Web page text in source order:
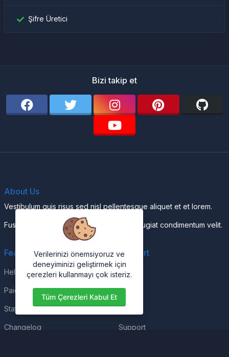
Şifre Üretici
Bizi takip et
About Us
Vestibulum quis risus sed nisl pellentesque aliquet et et lorem.
Fusce nibh nisl, gravida nec ipsum eu, feugiat condimentum velit.
Features
Help Center
Paid with Mobile
Status
Changelog
Support
Home
About
FAQs
Support
Verilerinizi önemsiyoruz ve
deneyiminizi geliştirmek için
çerezleri kullanmayı çok isteriz.
Tüm Çerezleri Kabul Et